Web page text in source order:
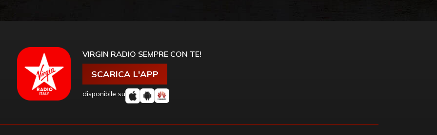
VIRGIN RADIO SEMPRE CON TE!
SCARICA L'APP
disponibile su